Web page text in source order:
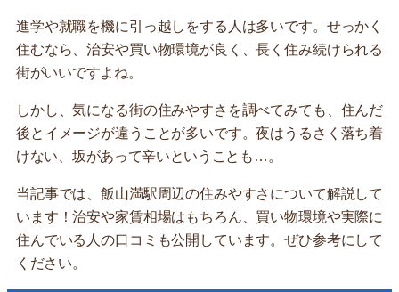
進学や就職を機に引っ越しをする人は多いです。せっかく
住むなら、治安や買い物環境が良く、長く住み続けられる
街がいいですよね。
しかし、気になる街の住みやすさを調べてみても、住んだ
後とイメージが違うことが多いです。夜はうるさく落ち着
けない、坂があって辛いということも…。
当記事では、飯山満駅周辺の住みやすさについて解説して
います！治安や家賃相場はもちろん、買い物環境や実際に
住んでいる人の口コミも公開しています。ぜひ参考にして
ください。